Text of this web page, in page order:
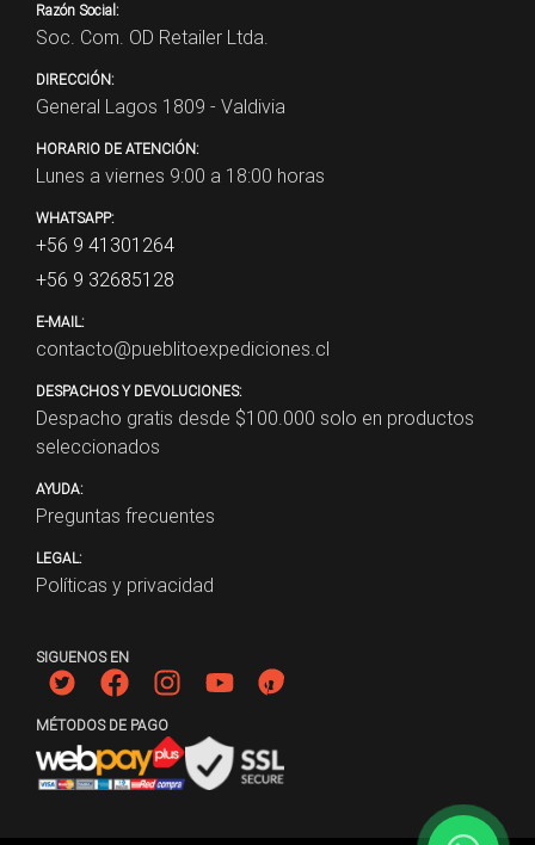
Razón Social:
Soc. Com. OD Retailer Ltda.
DIRECCIÓN:
General Lagos 1809 - Valdivia
HORARIO DE ATENCIÓN:
Lunes a viernes 9:00 a 18:00 horas
WHATSAPP:
+56 9 41301264
+56 9 32685128
E-MAIL:
contacto@pueblitoexpediciones.cl
DESPACHOS Y DEVOLUCIONES:
Despacho gratis desde $100.000 solo en productos
seleccionados
AYUDA:
Preguntas frecuentes
LEGAL:
Políticas y privacidad
SIGUENOS EN
MÉTODOS DE PAGO